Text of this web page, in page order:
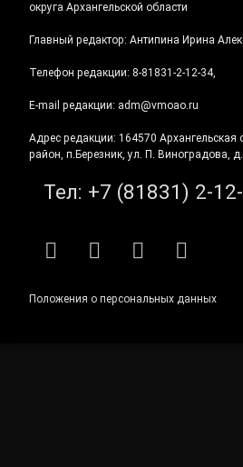
округа Архангельской области
Главный редактор: Антипина Ирина
Телефон редакции: 8-81831-2-12-34,
E-mail редакции: adm@vmoao.ru
Адрес редакции: 164570 Архангельская
район, п.Березник, ул. П. Виноградова,
Тел: +7 (81831) 2-
RSS E-mailВКонтакте
Положения о персональных данных